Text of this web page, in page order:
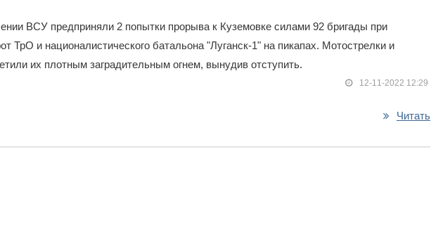
ВСУ предприняли 2 попытки прорыва к Куземовке силами 92 бригады при
ТрО и националистического батальона "Луганск-1" на пикапах. Мотострелки и
их плотным заградительным огнем, вынудив отступить.
12-11-2022 12:29
Читать